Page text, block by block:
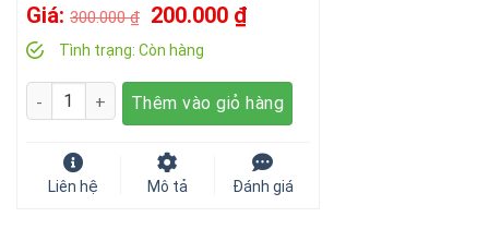
Giá: 300.000₫
Giá
gốc
là:
300.000 ₫.
200.000 ₫Giá
tại
là:
200.000 ₫.
Tình trạng: Còn hàng
Số lượng Thêm vào giỏ hàng
Liên hệ Mô tả Đánh giá